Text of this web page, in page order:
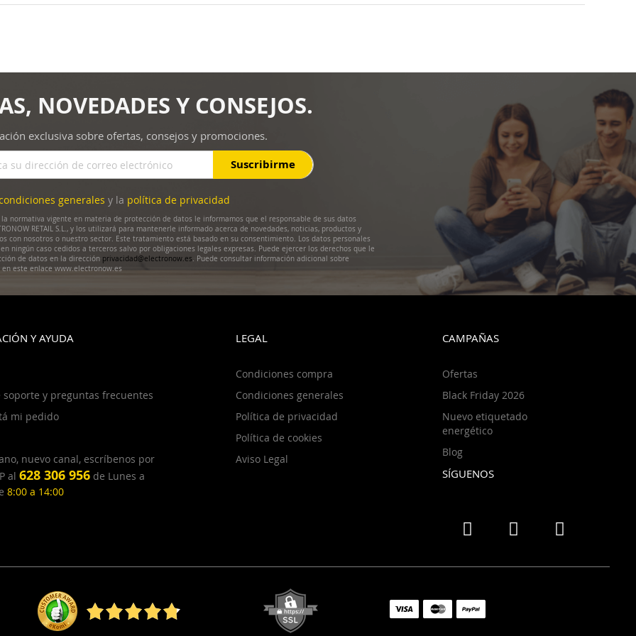
NOVEDADES Y CONSEJOS.
exclusiva sobre ofertas, consejos y promociones.
Suscribirme
generales y la política de privacidad
normativa vigente en materia de protección de datos le informamos que el responsable de sus datos
RETAIL S.L., y los utilizará para mantenerle informado acerca de novedades, noticias, productos y
con nosotros o nuestro sector. Este tratamiento está basado en su consentimiento. Los datos personales
ningún caso cedidos a terceros salvo por obligaciones legales expresas. Puede ejercer los derechos que le
de datos en la dirección privacidad@electronow.es. Puede consultar información adicional sobre
en este enlace www.electronow.es
Y AYUDA
soporte y preguntas frecuentes
mi pedido
nuevo canal, escríbenos por
al 628 306 956de Lunes a
8:00 a 14:00
LEGAL
Condiciones compra
Condiciones generales
Política de privacidad
Política de cookies
Aviso Legal
CAMPAÑAS
Ofertas
Black Friday 2026
Nuevo etiquetado
energético
Blog
SÍGUENOS